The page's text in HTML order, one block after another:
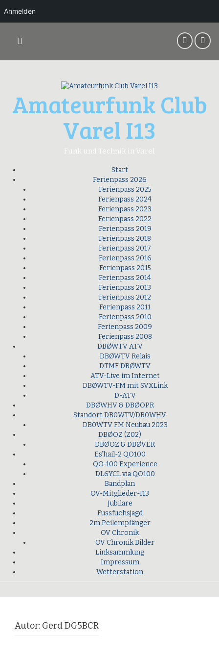
Inhalt
Amateurfunk Club
Varel I13
Funk und Technik in Varel
Start
Ferienpass 2026
Ferienpass 2025
Ferienpass 2024
Ferienpass 2023
Ferienpass 2022
Ferienpass 2019
Ferienpass 2018
Ferienpass 2017
Ferienpass 2016
Ferienpass 2015
Ferienpass 2014
Ferienpass 2013
Ferienpass 2012
Ferienpass 2011
Ferienpass 2010
Ferienpass 2009
Ferienpass 2008
DBØWTV ATV
DBØWTV Relais
DTMF DBØWTV
ATV-Live im Internet
DBØWTV-FM mit SVXLink
D-ATV
DBØWHV & DBØOPR
Standort DB0WTV/DB0WHV
DB0WTV FM Neubau 2023
DBØOZ (Z02)
DBØOZ & DBØVER
Es’hail-2 QO100
QO-100 Experience
DL6YCL via QO100
Bandplan
OV-Mitglieder-I13
Jubilare
Fussfuchsjagd
2m Peilempfänger
OV Chronik
OV Chronik Bilder
Linksammlung
Impressum
Wetterstation
Autor: Gerd DG5BCR
Anmelden